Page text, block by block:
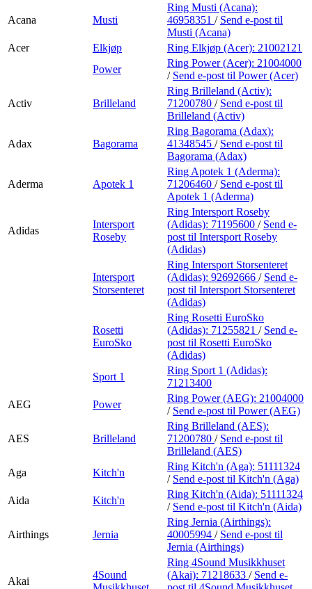
Acana Musti
Ring Musti (Acana):
46958351 / Send e-post til
Musti (Acana)
Acer
Elkjøp Ring Elkjøp (Acer): 21002121
Power
Ring Power (Acer): 21004000
/ Send e-post til Power (Acer)
Activ Brilleland
Ring Brilleland (Activ):
71200780 / Send e-post til
Brilleland (Activ)
Adax Bagorama
Ring Bagorama (Adax):
41348545 / Send e-post til
Bagorama (Adax)
Aderma Apotek 1
Ring Apotek 1 (Aderma):
71206460 / Send e-post til
Apotek 1 (Aderma)
Adidas
Intersport
Roseby
Ring Intersport Roseby
(Adidas): 71195600 / Send e-
post til Intersport Roseby
(Adidas)
Intersport
Storsenteret
Ring Intersport Storsenteret
(Adidas): 92692666 / Send e-
post til Intersport Storsenteret
(Adidas)
Rosetti
EuroSko
Ring Rosetti EuroSko
(Adidas): 71255821 / Send e-
post til Rosetti EuroSko
(Adidas)
Sport 1
Ring Sport 1 (Adidas):
71213400
AEG
Power
Ring Power (AEG): 21004000
/ Send e-post til Power (AEG)
AES Brilleland
Ring Brilleland (AES):
71200780 / Send e-post til
Brilleland (AES)
Aga
Kitch'n
Ring Kitch'n (Aga): 51111324
/ Send e-post til Kitch'n (Aga)
Aida
Kitch'n
Ring Kitch'n (Aida): 51111324
/ Send e-post til Kitch'n (Aida)
Airthings Jernia
Ring Jernia (Airthings):
40005994 / Send e-post til
Jernia (Airthings)
Akai
4Sound
Ring 4Sound Musikkhuset
(Akai): 71218633 / Send e-